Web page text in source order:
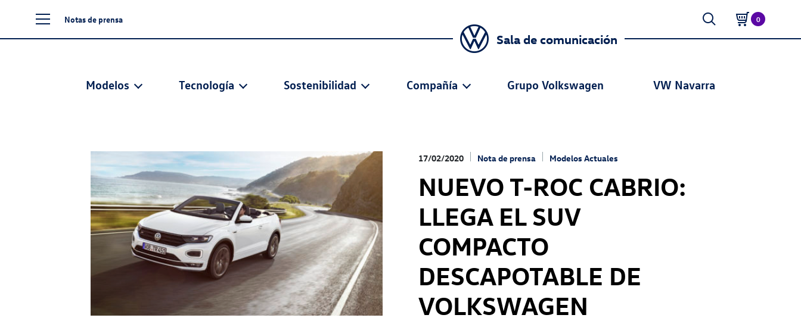
Notas de prensa 0
Sala de comunicación
Modelos Tecnología Sostenibilidad Compañía Grupo Volkswagen VW Navarra
17/02/2020 Nota de prensa Modelos Actuales
NUEVO T-ROC CABRIO:
LLEGA EL SUV
COMPACTO
DESCAPOTABLE DE
VOLKSWAGEN